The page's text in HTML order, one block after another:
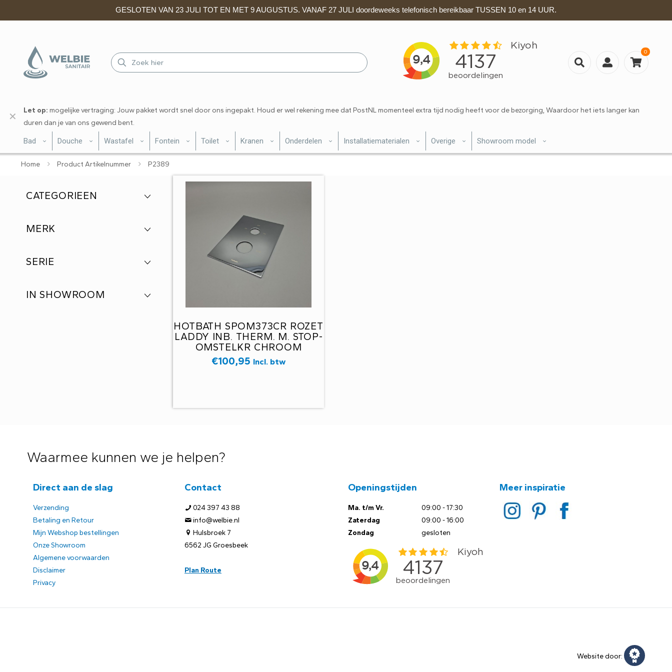
GESLOTEN VAN 23 JULI TOT EN MET 9 AUGUSTUS. VANAF 27 JULI doordeweeks telefonisch bereikbaar TUSSEN 10 en 14 UUR.
0
Let op: mogelijke vertraging: Jouw pakket wordt snel door ons ingepakt. Houd er wel rekening mee dat PostNL momenteel extra tijd nodig heeft voor de bezorging, Waardoor het iets langer kan
duren dan je van ons gewend bent.
✕
Bad Douche Wastafel Fontein Toilet Kranen Onderdelen Installatiematerialen Overige Showroom model
Home Product Artikelnummer P2389
HOTBATH SPOM373CR ROZET
LADDY INB. THERM. M. STOP-
OMSTELKR CHROOM
€100,95 Incl. btw
CATEGORIEEN
MERK
SERIE
IN SHOWROOM
Waarmee kunnen we je helpen?
Direct aan de slag
Verzending
Betaling en Retour
Mijn Webshop bestellingen
Onze Showroom
Algemene voorwaarden
Disclaimer
Privacy
Contact
024 397 43 88
info@welbie.nl
Hulsbroek 7
6562 JG Groesbeek
Plan Route
Openingstijden
Ma. t/m Vr.
Zaterdag
Zondag
09:00 - 17:30
09:00 - 16:00
gesloten
Meer inspiratie
Website door: